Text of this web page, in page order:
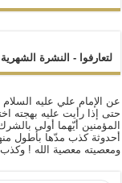
لتعارفوا - النشرة الشهرية
عن الإمام علي عليه السلام
حتى إذا رأيت عليه بهجته
المؤمنين أيّهما أولى
أحدوثة كذب مدّها بأطول
ومعصيته معصية الله !